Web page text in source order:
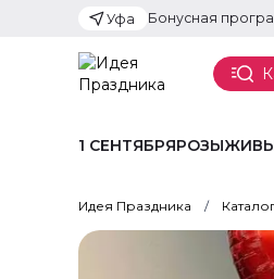
Уфа Бонусная
1 СЕНТЯБРЯРОЗЫ
Идея Праздника